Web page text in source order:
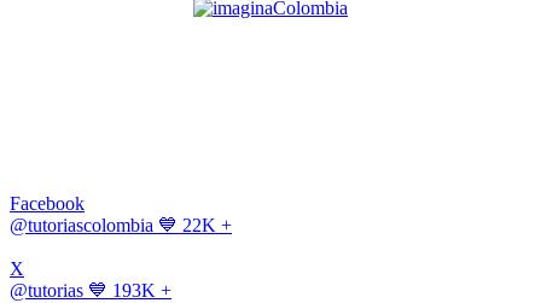
Facebook
@tutoriascolombia 💙 22K +
X
@tutorias 💙 193K +